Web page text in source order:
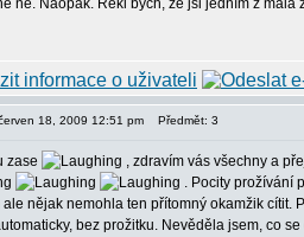
ne. Naopak. Řekl bych, že jsi jedním z mála
18, 2009 12:51 pm Předmět: 3
zase
, zdravím vás všechny a
. Pocity prožívání
ale nějak nemohla ten přítomný okamžik
bez prožitku. Nevěděla jsem, co